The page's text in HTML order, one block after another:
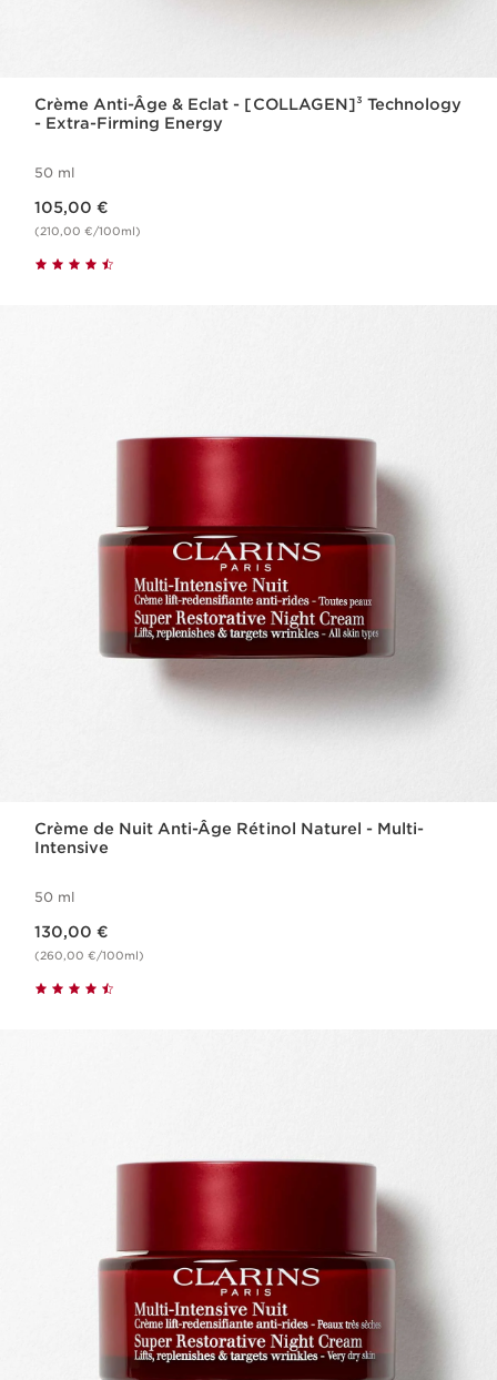
Crème Anti-Âge & Eclat - [COLLAGEN]³ Technology
- Extra-Firming Energy
50 ml
105,00 €
(210,00 €/100ml)
Crème de Nuit Anti-Âge Rétinol Naturel - Multi-
Intensive
50 ml
130,00 €
(260,00 €/100ml)